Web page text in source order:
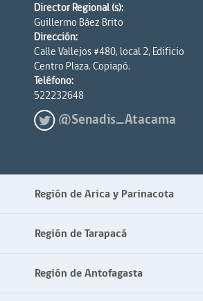
Director Regional (s):
Guillermo Báez Brito
Dirección:
Calle Vallejos #480, local 2, Edificio
Centro Plaza. Copiapó.
Teléfono:
522232648
@Senadis_Atacama
Región de Arica y Parinacota
Región de Tarapacá
Región de Antofagasta